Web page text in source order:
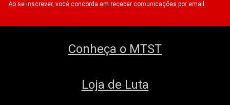
Ao se inscrever, você concorda em receber comunicações por email.
Conheça o MTST
Loja de Luta